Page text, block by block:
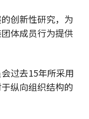
创新性研究，为
体成员行为提供
过去15年所采用
纵向组织结构的